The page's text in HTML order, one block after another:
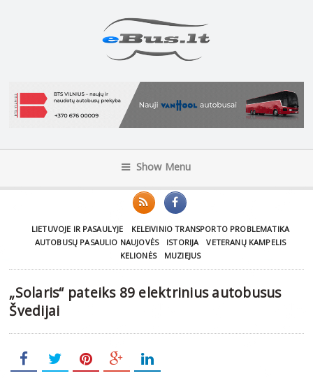
Show Menu
LIETUVOJE IR PASAULYJE
KELEIVINIO TRANSPORTO PROBLEMATIKA
AUTOBUSŲ PASAULIO NAUJOVĖS
ISTORIJA
VETERANŲ KAMPELIS
KELIONĖS
MUZIEJUS
„Solaris“ pateiks 89 elektrinius autobusus
Švedijai